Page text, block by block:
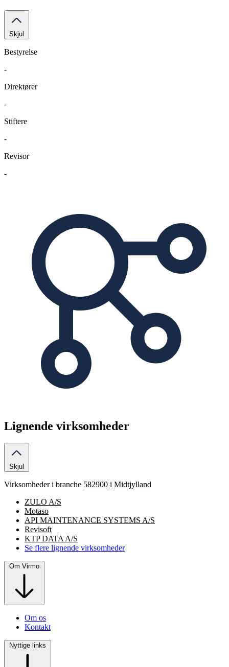
Skjul
Bestyrelse
-
Direktører
-
Stiftere
-
Revisor
-
Lignende virksomheder
Skjul
Virksomheder i branche 582900 i Midtjylland
ZULO A/S
Motaso
API MAINTENANCE SYSTEMS A/S
Revisoft
KTP DATA A/S
Se flere lignende virksomheder
Om Virmo
Om os
Kontakt
Nyttige links